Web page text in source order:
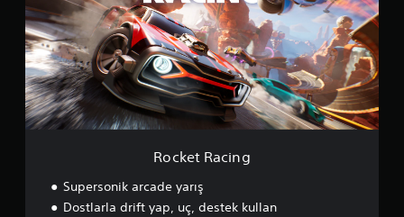
e
t
R
a
c
i
n
g
Rocket Racing
Supersonik arcade yarış
Dostlarla drift yap, uç, destek kullan